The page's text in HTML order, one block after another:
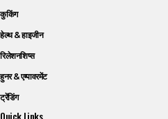
कुकिंग
हेल्थ & हाइजीन
रिलेशनशिप्स
हुनर & एम्पावरमेंट
ट्रेंडिंग